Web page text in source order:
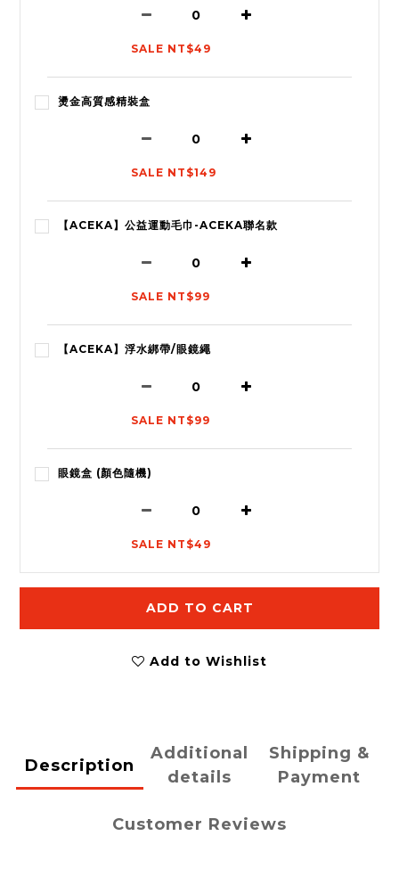
SALE NT$49
燙金高質感精裝盒
SALE NT$149
【ACEKA】公益運動毛巾-ACEKA聯名款
SALE NT$99
【ACEKA】浮水綁帶/眼鏡繩
SALE NT$99
眼鏡盒 (顏色隨機)
SALE NT$49
ADD TO CART
Add to Wishlist
Description
Additional
details
Shipping &
Payment
Customer Reviews